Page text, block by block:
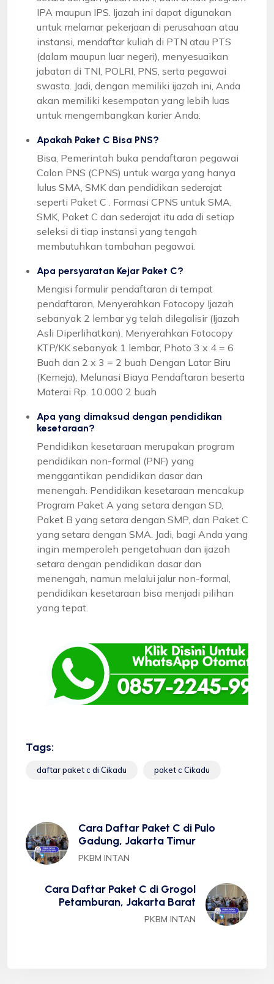
IPA maupun IPS. Ijazah ini dapat digunakan
untuk melamar pekerjaan di perusahaan atau
instansi, mendaftar kuliah di PTN atau PTS
(dalam maupun luar negeri), menyesuaikan
jabatan di TNI, POLRI, PNS, serta pegawai
swasta. Jadi, dengan memiliki ijazah ini, Anda
akan memiliki kesempatan yang lebih luas
untuk mengembangkan karier Anda.
Apakah Paket C Bisa PNS?
Bisa, Pemerintah buka pendaftaran pegawai
Calon PNS (CPNS) untuk warga yang hanya
lulus SMA, SMK dan pendidikan sederajat
seperti Paket C . Formasi CPNS untuk SMA,
SMK, Paket C dan sederajat itu ada di setiap
seleksi di tiap instansi yang tengah
membutuhkan tambahan pegawai.
Apa persyaratan Kejar Paket C?
Mengisi formulir pendaftaran di tempat
pendaftaran, Menyerahkan Fotocopy Ijazah
sebanyak 2 lembar yg telah dilegalisir (Ijazah
Asli Diperlihatkan), Menyerahkan Fotocopy
KTP/KK sebanyak 1 lembar, Photo 3 x 4 = 6
Buah dan 2 x 3 = 2 buah Dengan Latar Biru
(Kemeja), Melunasi Biaya Pendaftaran beserta
Materai Rp. 10.000 2 buah
Apa yang dimaksud dengan pendidikan
kesetaraan?
Pendidikan kesetaraan merupakan program
pendidikan non-formal (PNF) yang
menggantikan pendidikan dasar dan
menengah. Pendidikan kesetaraan mencakup
Program Paket A yang setara dengan SD,
Paket B yang setara dengan SMP, dan Paket C
yang setara dengan SMA. Jadi, bagi Anda yang
ingin memperoleh pengetahuan dan ijazah
setara dengan pendidikan dasar dan
menengah, namun melalui jalur non-formal,
pendidikan kesetaraan bisa menjadi pilihan
yang tepat.
Tags:
daftar paket c di Cikadu paket c Cikadu
Cara Daftar Paket C di Pulo
Gadung, Jakarta Timur
PKBM INTAN
Cara Daftar Paket C di Grogol
Petamburan, Jakarta Barat
PKBM INTAN